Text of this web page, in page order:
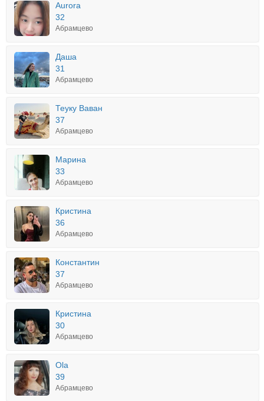
Aurora
32
Абрамцево
Даша
31
Абрамцево
Теуку Ваван
37
Абрамцево
Марина
33
Абрамцево
Кристина
36
Абрамцево
Константин
37
Абрамцево
Кристина
30
Абрамцево
Ola
39
Абрамцево